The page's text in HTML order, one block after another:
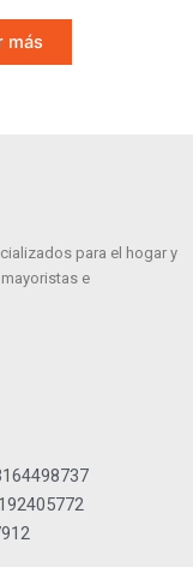
más
para el hogar y
e